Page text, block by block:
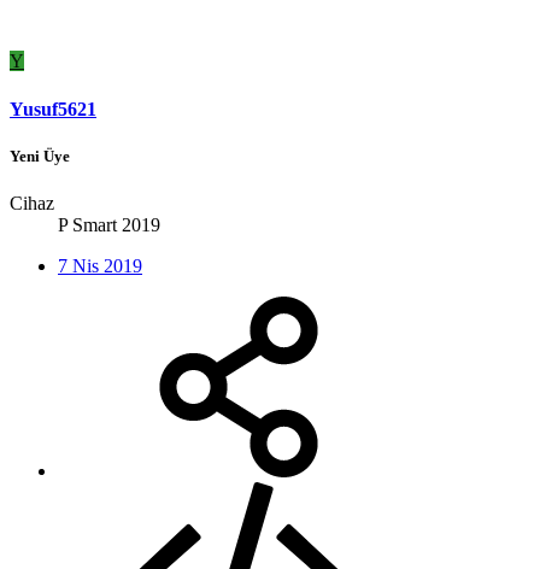
Y
Yusuf5621
Yeni Üye
Cihaz
P Smart 2019
7 Nis 2019